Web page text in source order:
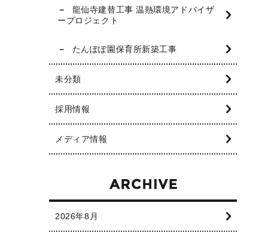
龍仙寺建替工事 温熱環境アドバイザ
ープロジェクト
たんぽぽ園保育所新築工事
未分類
採用情報
メディア情報
2026年8月